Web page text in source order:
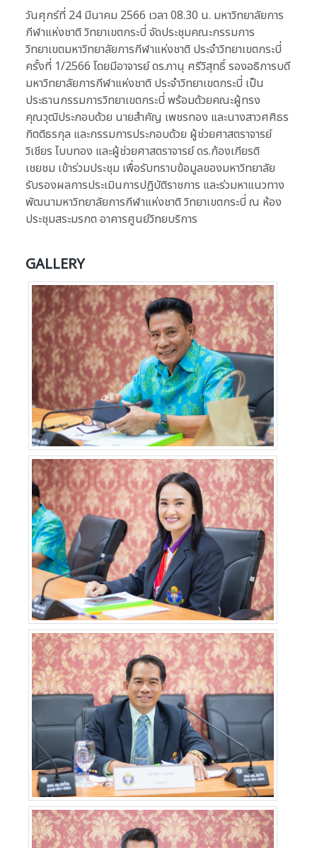
วันศุกร์ที่ 24 มีนาคม 2566 เวลา 08.30 น. มหาวิทยาลัยการ
กีฬาแห่งชาติ วิทยาเขตกระบี่ จัดประชุมคณะกรรมการ
วิทยาเขตมหาวิทยาลัยการกีฬาแห่งชาติ ประจำวิทยาเขตกระบี่
ครั้งที่ 1/2566 โดยมีอาจารย์ ดร.ภานุ ศรีวิสุทธิ์ รองอธิการบดี
มหาวิทยาลัยการกีฬาแห่งชาติ ประจำวิทยาเขตกระบี่ เป็น
ประธานกรรมการวิทยาเขตกระบี่ พร้อมด้วยคณะผู้ทรง
คุณวุฒิประกอบด้วย นายสำคัญ เพชรทอง และนางสาวศศิธร
กิตติธรกุล และกรรมการประกอบด้วย ผู้ช่วยศาสตราจารย์
วิเชียร โบบทอง และผู้ช่วยศาสตราจารย์ ดร.ก้องเกียรติ
เชยชม เข้าร่วมประชุม เพื่อรับทราบข้อมูลของมหาวิทยาลัย
รับรองผลการประเมินการปฏิบัติราชการ และร่วมหาแนวทาง
พัฒนามหาวิทยาลัยการกีฬาแห่งชาติ วิทยาเขตกระบี่ ณ ห้อง
ประชุมสระมรกต อาคารศูนย์วิทยบริการ
GALLERY